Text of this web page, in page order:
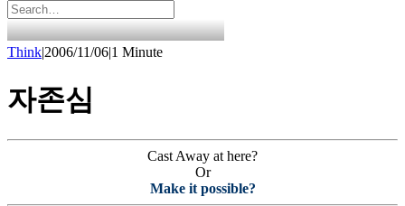
Think|2006/11/06|1 Minute
자존심
Cast Away at here?
Or
Make it possible?